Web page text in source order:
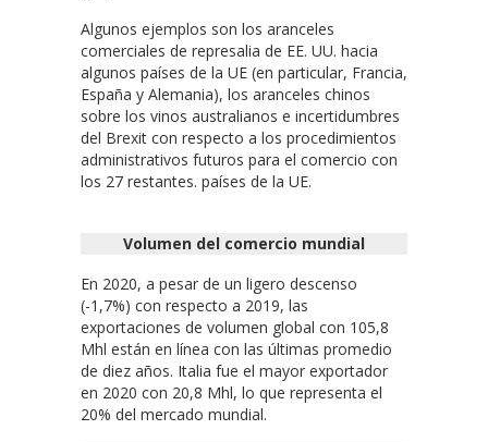
Algunos ejemplos son los aranceles
comerciales de represalia de EE. UU. hacia
algunos países de la UE (en particular, Francia,
España y Alemania), los aranceles chinos
sobre los vinos australianos e incertidumbres
del Brexit con respecto a los procedimientos
administrativos futuros para el comercio con
los 27 restantes. países de la UE.
Volumen del comercio mundial
En 2020, a pesar de un ligero descenso
(-1,7%) con respecto a 2019, las
exportaciones de volumen global con 105,8
Mhl están en línea con las últimas promedio
de diez años. Italia fue el mayor exportador
en 2020 con 20,8 Mhl, lo que representa el
20% del mercado mundial.